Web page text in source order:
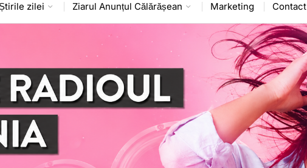
zilei Ziarul Anunțul Călărășean Marketing Contact